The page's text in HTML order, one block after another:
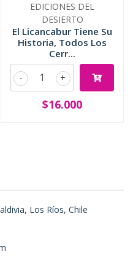
EDICIONES DEL
DESIERTO
El Licancabur Tiene Su
Historia, Todos Los
Cerr...
+
-
$16.000
Los Ríos, Chile